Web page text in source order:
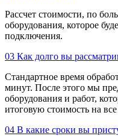
Рассчет стоимости, по
оборудования, которое
подключения.
03 Как долго вы
Стандартное время
минут. После этого мы
оборудования и работ,
итоговую стоимость на
04 В какие сроки вы